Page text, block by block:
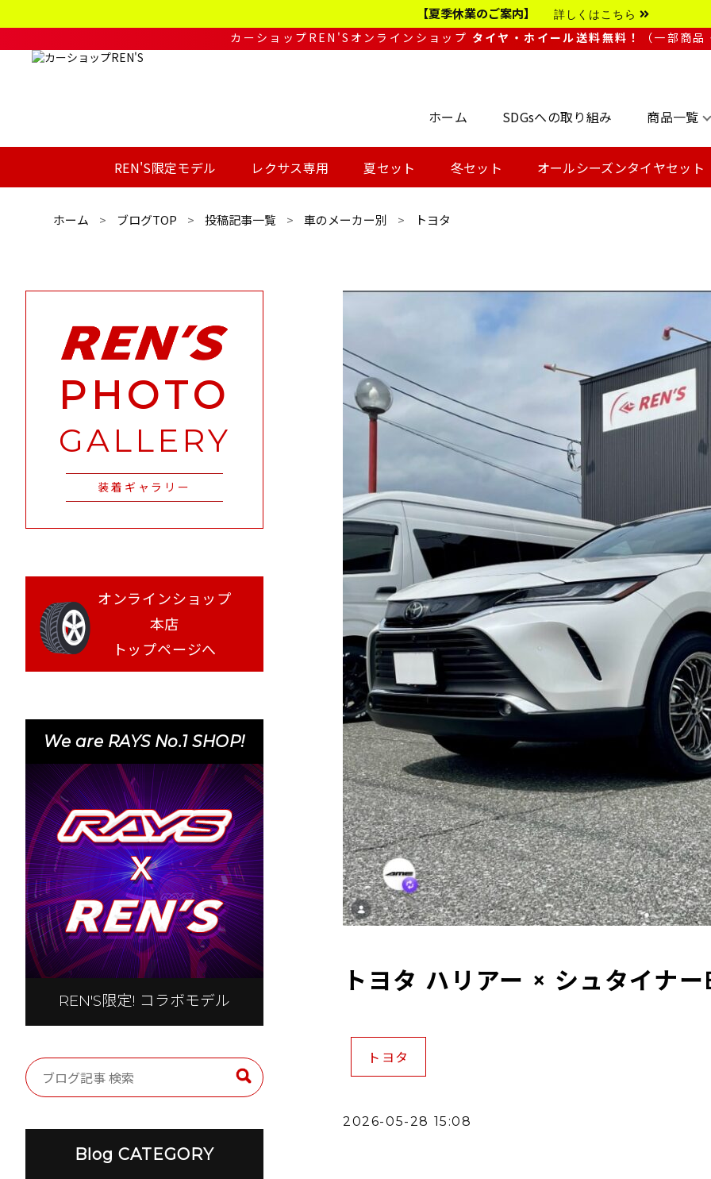
テ
ツ
【夏季休業のご案内】 詳しくはこちら
カーショップREN'Sオンラインショップ タイヤ・ホイール送料無料！ （一部商
ホーム SDGsへの取り組み 商品一覧
REN'S限定モデル レクサス専用 夏セット 冬セット オールシーズンタイヤセット
ホーム ブログTOP 投稿記事一覧 車のメーカー別 トヨタ
PHOTO
GALLERY
装着ギャラリー
オンラインショップ
本店
トップページへ
We are RAYS No.1 SHOP!
REN'S限定! コラボモデル
Blog CATEGORY
トヨタ ハリアー × シュタイナ
トヨタ
2026-05-28 15:08